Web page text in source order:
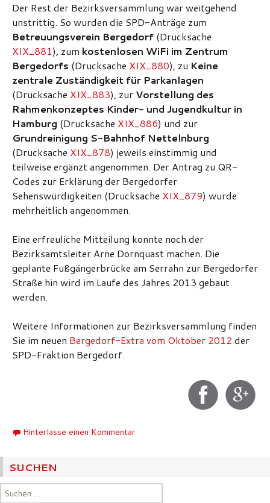
Der Rest der Bezirksversammlung war weitgehend
unstrittig. So wurden die SPD-Anträge zum
Betreuungsverein Bergedorf (Drucksache
XIX_881), zum kostenlosen WiFi im Zentrum
Bergedorfs (Drucksache XIX_880), zu Keine
zentrale Zuständigkeit für Parkanlagen
(Drucksache XIX_883), zur Vorstellung des
Rahmenkonzeptes Kinder- und Jugendkultur in
Hamburg (Drucksache XIX_886) und zur
Grundreinigung S-Bahnhof Nettelnburg
(Drucksache XIX_878) jeweils einstimmig und
teilweise ergänzt angenommen. Der Antrag zu QR-
Codes zur Erklärung der Bergedorfer
Sehenswürdigkeiten (Drucksache XIX_879) wurde
mehrheitlich angenommen.
Eine erfreuliche Mitteilung konnte noch der
Bezirksamtsleiter Arne Dornquast machen. Die
geplante Fußgängerbrücke am Serrahn zur Bergedorfer
Straße hin wird im Laufe des Jahres 2013 gebaut
werden.
Weitere Informationen zur Bezirksversammlung finden
Sie im neuen Bergedorf-Extra vom Oktober 2012 der
SPD-Fraktion Bergedorf.
Hinterlasse einen Kommentar
SUCHEN
Suchen